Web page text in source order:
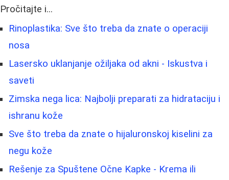
Pročitajte i...
Rinoplastika: Sve što treba da znate o operaciji
nosa
Lasersko uklanjanje ožiljaka od akni - Iskustva i
saveti
Zimska nega lica: Najbolji preparati za hidrataciju i
ishranu kože
Sve što treba da znate o hijaluronskoj kiselini za
negu kože
Rešenje za Spuštene Očne Kapke - Krema ili